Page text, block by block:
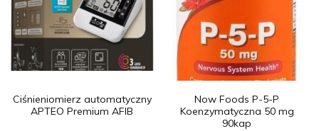
Ciśnieniomierz automatyczny
APTEO Premium AFIB
Now Foods P-5-P
Koenzymatyczna 50 mg
90kap